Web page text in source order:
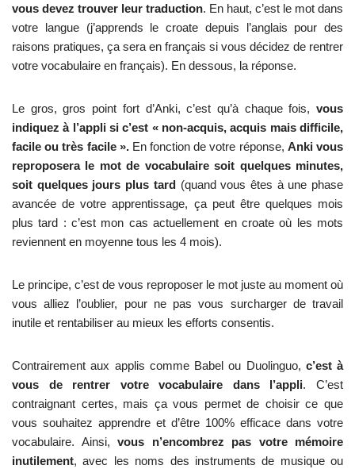
vous devez trouver leur traduction. En haut, c’est le mot dans
votre langue (j’apprends le croate depuis l’anglais pour des
raisons pratiques, ça sera en français si vous décidez de rentrer
votre vocabulaire en français). En dessous, la réponse.
Le gros, gros point fort d’Anki, c’est qu’à chaque fois, vous
indiquez à l’appli si c’est « non-acquis, acquis mais difficile,
facile ou très facile ».En fonction de votre réponse, Anki vous
reproposera le mot de vocabulaire soit quelques minutes,
soit quelques jours plus tard(quand vous êtes à une phase
avancée de votre apprentissage, ça peut être quelques mois
plus tard : c’est mon cas actuellement en croate où les mots
reviennent en moyenne tous les 4 mois).
Le principe, c’est de vous reproposer le mot juste au moment où
vous alliez l’oublier, pour ne pas vous surcharger de travail
inutile et rentabiliser au mieux les efforts consentis.
Contrairement aux applis comme Babel ou Duolinguo, c’est à
vous de rentrer votre vocabulaire dans l’appli. C’est
contraignant certes, mais ça vous permet de choisir ce que
vous souhaitez apprendre et d’être 100% efficace dans votre
vocabulaire. Ainsi, vous n’encombrez pas votre mémoire
inutilement, avec les noms des instruments de musique ou